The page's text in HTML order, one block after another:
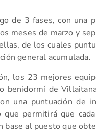
de 3 fases, con una
meses de marzo y
de los cuales
general acumulada.
los 23 mejores
benidormí de
una puntuación de
permitirá que
base al puesto que